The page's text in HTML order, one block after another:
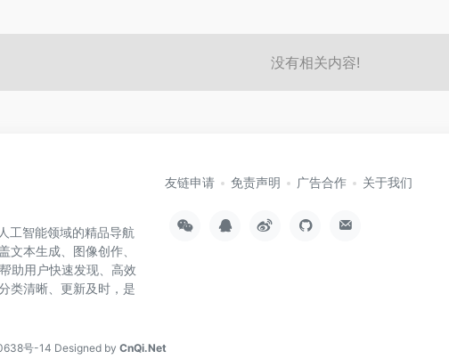
没有相关内容!
工智能领域的精品导航
文本生成、图像创作、
助用户快速发现、高效
类清晰、更新及时，是
友链申请 免责声明 广告合作 关于我们
号-14 Designed by CnQi.Net